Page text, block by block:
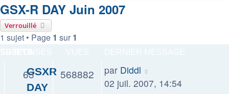
GSX-R DAY Juin 2007
Verrouillé
1 sujet • Page 1 sur 1
GSXR
DAY
63 568882 par Diddl
02 juil. 2007, 14:54